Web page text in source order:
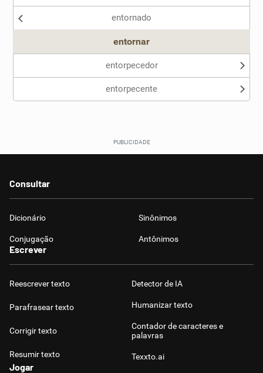
entornado
entornar
entorpecedor
entorpecente
Consultar
Dicionário Sinônimos
Conjugação Antônimos
Escrever
Reescrever texto
Parafrasear texto
Corrigir texto
Resumir texto
Detector de IA
Humanizar texto
Contador de caracteres e
palavras
Texxto.ai
Jogar